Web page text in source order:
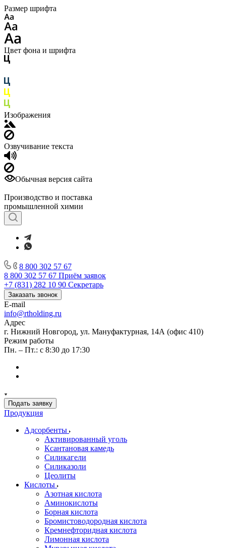
Размер шрифта
Цвет фона и шрифта
Изображения
Озвучивание текста
Обычная версия сайта
Производство и поставка
промышленной химии
8 800 302 57 67
8 800 302 57 67 Приём заявок
+7 (831) 282 10 90 Секретарь
Заказать звонок
E-mail
info@rtholding.ru
Адрес
г. Нижний Новгород, ул. Мануфактурная, 14А (офис 410)
Режим работы
Пн. – Пт.: с 8:30 до 17:30
Подать заявку
Продукция
Адсорбенты
Активированный уголь
Ксантановая камедь
Силикагели
Силиказоли
Цеолиты
Кислоты
Азотная кислота
Аминокислоты
Борная кислота
Бромистоводородная кислота
Кремнефторидная кислота
Лимонная кислота